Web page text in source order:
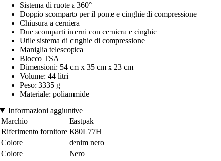
Sistema di ruote a 360°
Doppio scomparto per il ponte e cinghie di compressione
Chiusura a cerniera
Due scomparti interni con cerniera e cinghie
Utile sistema di cinghie di compressione
Maniglia telescopica
Blocco TSA
Dimensioni: 54 cm x 35 cm x 23 cm
Volume: 44 litri
Peso: 3335 g
Materiale: poliammide
Informazioni aggiuntive
Marchio
Eastpak
Riferimento fornitore K80L77H
Colore
denim nero
Colore
Nero